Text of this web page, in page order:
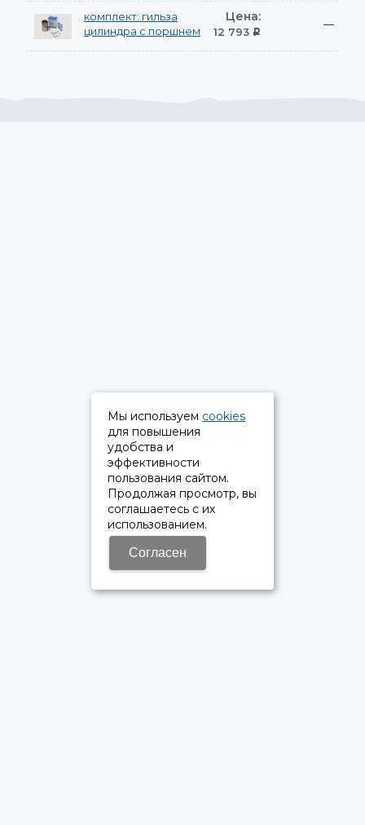
комплект: гильза
цилиндра с поршнем
Цена:
12 793 Р
—
Мы используем cookies
для повышения
удобства и
эффективности
пользования сайтом.
Продолжая просмотр, вы
соглашаетесь с их
использованием.
Согласен